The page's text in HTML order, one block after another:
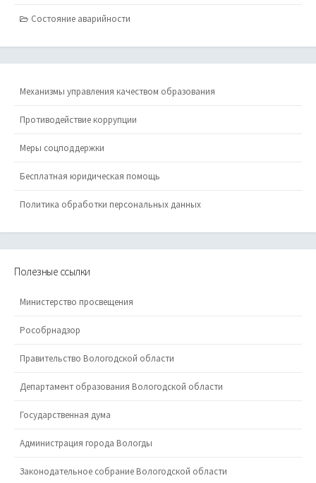
Состояние аварийности
Механизмы управления качеством образования
Противодействие коррупции
Меры соцподдержки
Бесплатная юридическая помощь
Политика обработки персональных данных
Полезные ссылки
Министерство просвещения
Рособрнадзор
Правительство Вологодской области
Департамент образования Вологодской области
Государственная дума
Администрация города Вологды
Законодательное собрание Вологодской области